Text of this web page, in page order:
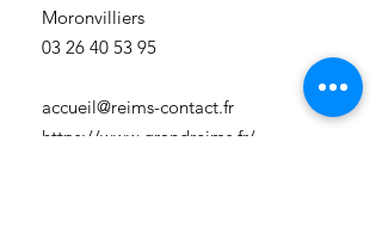
Moronvilliers
03 26 40 53 95
accueil@reims-contact.fr
https://www.grandreims.fr/